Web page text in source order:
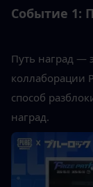
Событие 1:
Путь наград —
коллаборации
способ
наград.